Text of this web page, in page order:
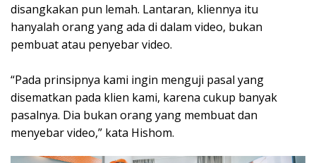
disangkakan pun lemah. Lantaran, kliennya itu
hanyalah orang yang ada di dalam video, bukan
pembuat atau penyebar video.
“Pada prinsipnya kami ingin menguji pasal yang
disematkan pada klien kami, karena cukup banyak
pasalnya. Dia bukan orang yang membuat dan
menyebar video,” kata Hishom.